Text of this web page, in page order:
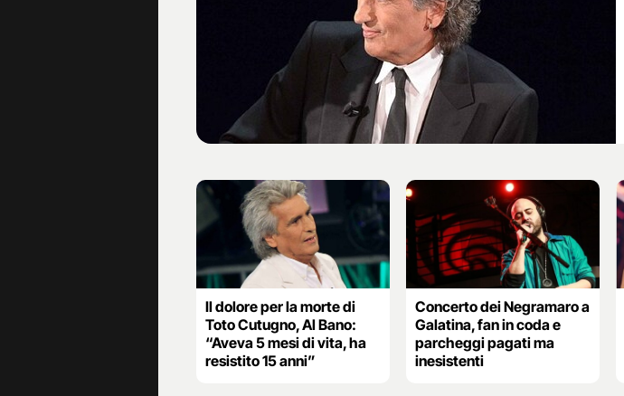
Il dolore per la morte di
Toto Cutugno, Al Bano:
“Aveva 5 mesi di vita, ha
resistito 15 anni”
Concerto dei Negramaro a
Galatina, fan in coda e
parcheggi pagati ma
inesistenti